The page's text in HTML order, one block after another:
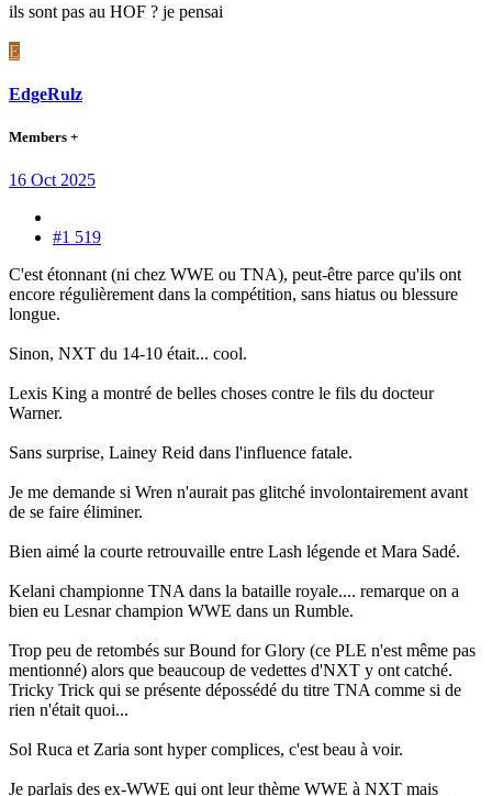
ils sont pas au HOF ? je pensai
E
EdgeRulz
Members +
16 Oct 2025
#1 519
C'est étonnant (ni chez WWE ou TNA), peut-être parce qu'ils ont
encore régulièrement dans la compétition, sans hiatus ou blessure
longue.
Sinon, NXT du 14-10 était... cool.
Lexis King a montré de belles choses contre le fils du docteur
Warner.
Sans surprise, Lainey Reid dans l'influence fatale.
Je me demande si Wren n'aurait pas glitché involontairement avant
de se faire éliminer.
Bien aimé la courte retrouvaille entre Lash légende et Mara Sadé.
Kelani championne TNA dans la bataille royale.... remarque on a
bien eu Lesnar champion WWE dans un Rumble.
Trop peu de retombés sur Bound for Glory (ce PLE n'est même pas
mentionné) alors que beaucoup de vedettes d'NXT y ont catché.
Tricky Trick qui se présente dépossédé du titre TNA comme si de
rien n'était quoi...
Sol Ruca et Zaria sont hyper complices, c'est beau à voir.
Je parlais des ex-WWE qui ont leur thème WWE à NXT mais